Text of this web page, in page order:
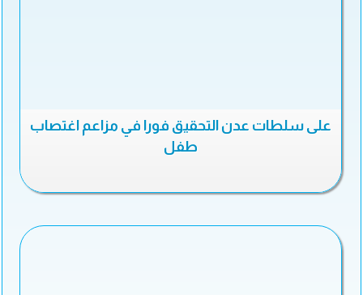
على سلطات عدن التحقيق فورا في مزاعم اغتصاب
طفل